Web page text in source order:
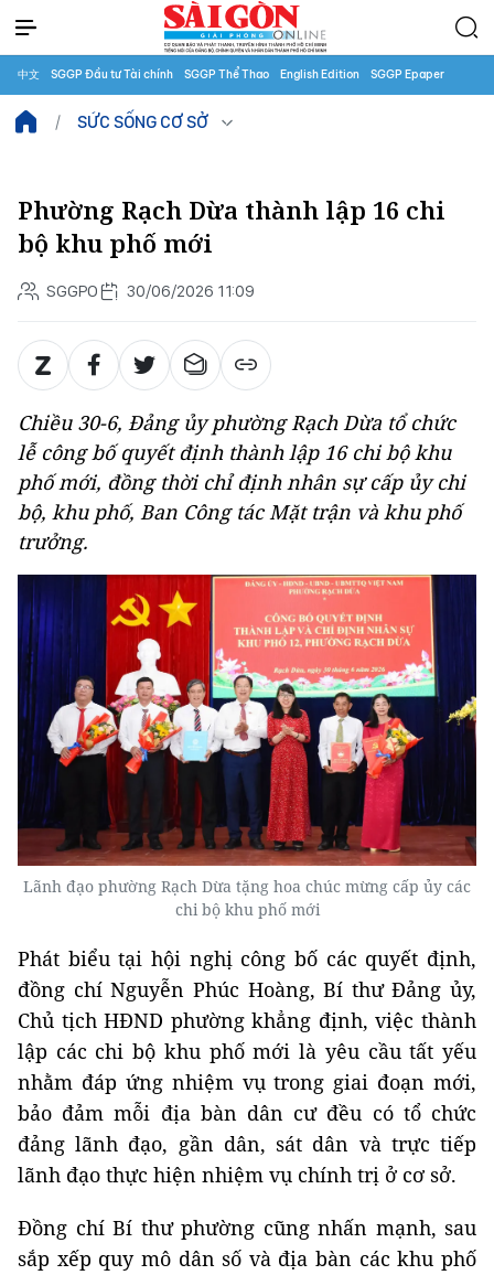
中文 SGGP Đầu tư Tài chính SGGP Thể Thao English Edition SGGP Epaper
SỨC SỐNG CƠ SỞ
Phường Rạch Dừa thành lập 16 chi
bộ khu phố mới
SGGPO 30/06/2026 11:09
Chiều 30-6, Đảng ủy phường Rạch Dừa tổ chức
lễ công bố quyết định thành lập 16 chi bộ khu
phố mới, đồng thời chỉ định nhân sự cấp ủy chi
bộ, khu phố, Ban Công tác Mặt trận và khu phố
trưởng.
Lãnh đạo phường Rạch Dừa tặng hoa chúc mừng cấp ủy các
chi bộ khu phố mới
Phát biểu tại hội nghị công bố các quyết định,
đồng chí Nguyễn Phúc Hoàng, Bí thư Đảng ủy,
Chủ tịch HĐND phường khẳng định, việc thành
lập các chi bộ khu phố mới là yêu cầu tất yếu
nhằm đáp ứng nhiệm vụ trong giai đoạn mới,
bảo đảm mỗi địa bàn dân cư đều có tổ chức
đảng lãnh đạo, gần dân, sát dân và trực tiếp
lãnh đạo thực hiện nhiệm vụ chính trị ở cơ sở.
Đồng chí Bí thư phường cũng nhấn mạnh, sau
sắp xếp quy mô dân số và địa bàn các khu phố